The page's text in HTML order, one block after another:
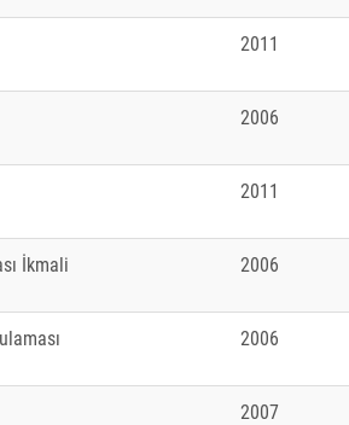
2011
2006
2011
İkmali 2006
2006
2007